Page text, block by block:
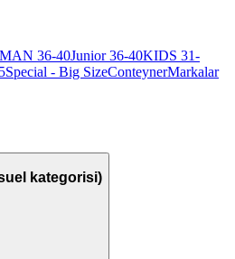
36-40Junior 36-40KIDS 31-
Special - Big SizeConteynerMarkalar
kategorisi)